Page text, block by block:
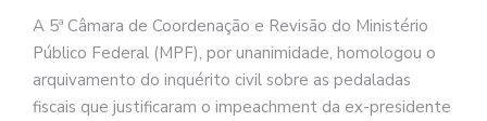
A 5ª Câmara de Coordenação e Revisão do Ministério
Público Federal (MPF), por unanimidade, homologou o
arquivamento do inquérito civil sobre as pedaladas
fiscais que justificaram o impeachment da ex-presidente